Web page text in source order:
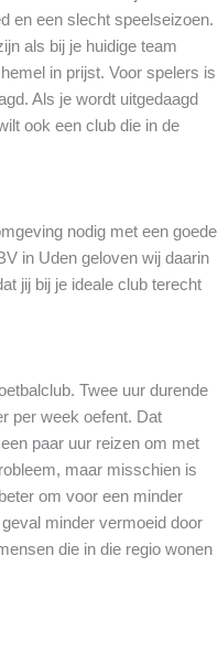
en een slecht speelseizoen.
als bij je huidige team
in prijst. Voor spelers is
Als je wordt uitgedaagd
ook een club die in de
nodig met een goede
in Uden geloven wij daarin
jij bij je ideale club terecht
Twee uur durende
per week oefent. Dat
paar uur reizen om met
maar misschien is
om voor een minder
minder vermoeid door
die in die regio wonen